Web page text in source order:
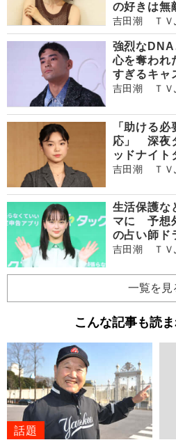
の好きは無
吉田潮 ＴＶ
強烈な
心を奪わ
すぎるキャ
吉田潮 ＴＶ
「助ける
応」 深夜
ッドナイト
吉田潮 ＴＶ
生活保護な
マに 予想
の占い師
吉田潮 ＴＶ
一覧を見
こんな記事も読
話題